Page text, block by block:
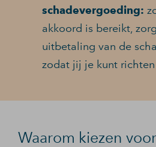
schadevergoeding:
akkoord is bereikt,
uitbetaling van de
zodat jij je kunt
Waarom kiezen voor